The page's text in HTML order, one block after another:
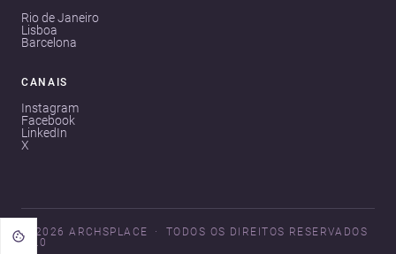
Rio de Janeiro
Lisboa
Barcelona
CANAIS
Instagram
Facebook
LinkedIn
X
© 2026 ARCHSPLACE
TODOS OS DIREITOS RESERVADOS
V3.0